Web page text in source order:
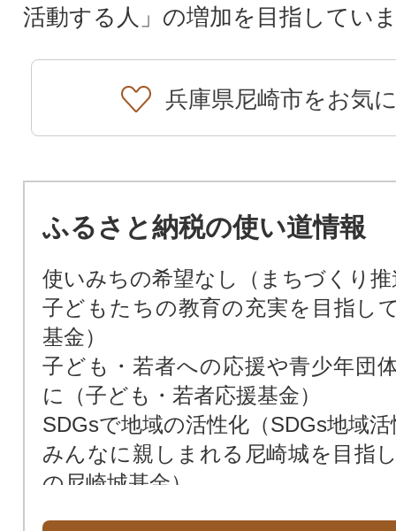
活動する人」の増加を目指してい
兵庫県尼崎市をお気
ふるさと納税の使い道情報
使いみちの希望なし（まちづくり推
子どもたちの教育の充実を目指し
基金）
子ども・若者への応援や青少年団
に（子ども・若者応援基金）
SDGsで地域の活性化（SDGs地域
みんなに親しまれる尼崎城を目指
の尼崎城基金）